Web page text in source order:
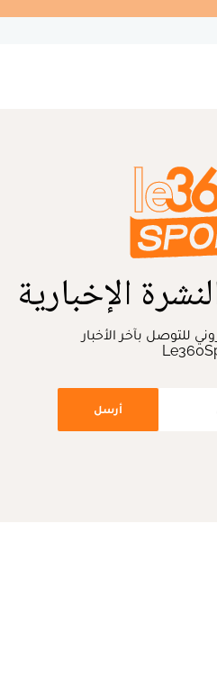
الإخبارية
للتوصل بآخر الأخبار
أرسل